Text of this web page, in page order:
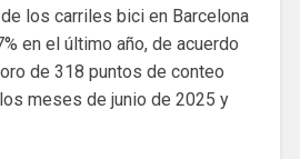
los carriles bici en Barcelona
en el último año, de acuerdo
de 318 puntos de conteo
meses de junio de 2025 y